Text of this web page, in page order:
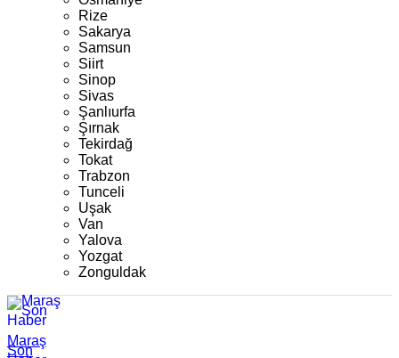
Rize
Sakarya
Samsun
Siirt
Sinop
Sivas
Şanlıurfa
Şırnak
Tekirdağ
Tokat
Trabzon
Tunceli
Uşak
Van
Yalova
Yozgat
Zonguldak
Maraş
Son